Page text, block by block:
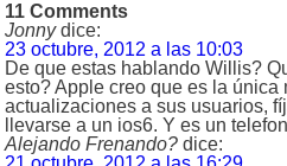
11 Comments
Jonny dice:
23 octubre, 2012 a las 10:03
De que estas hablando Willis?
esto? Apple creo que es la única
actualizaciones a sus usuarios,
llevarse a un ios6. Y es un
Alejando Frenando? dice: